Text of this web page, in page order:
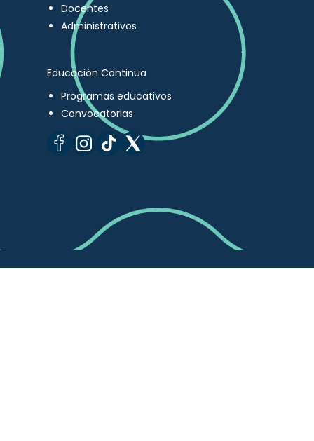
Docentes
Administrativos
Educación Continua
Programas educativos
Convocatorias